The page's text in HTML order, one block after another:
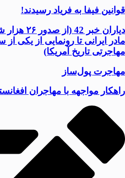
قوانین فیفا به فریاد رسیدند!
دیاران خبر
مادر ایرانی تا رونمایی از یکی از
مهاجرتی تاریخ آمریکا)
مهاجرت پول‌ساز
راهکار مواجهه با مهاجران